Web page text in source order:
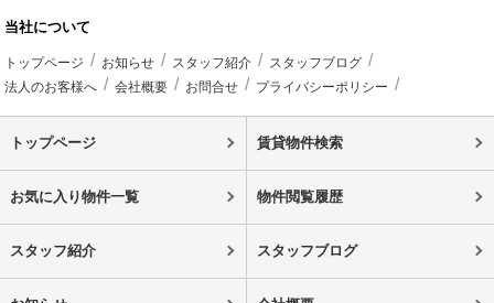
当社について
トップページ お知らせ スタッフ紹介
スタッフブログ
法人のお客様へ
会社概要 お問合せ プライバシーポリシー
トップページ 賃貸物件検索
お気に入り物件一覧 物件閲覧履歴
スタッフ紹介 スタッフブログ